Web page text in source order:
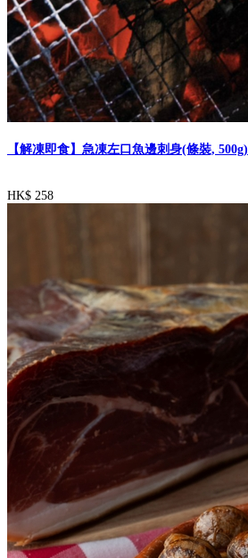
【解凍即食】急凍左口魚邊刺身(條裝, 500g)
HK$ 258